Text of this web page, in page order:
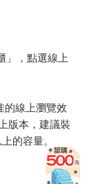
」，點選線上
的線上瀏覽效
版本，建議裝
的容量。